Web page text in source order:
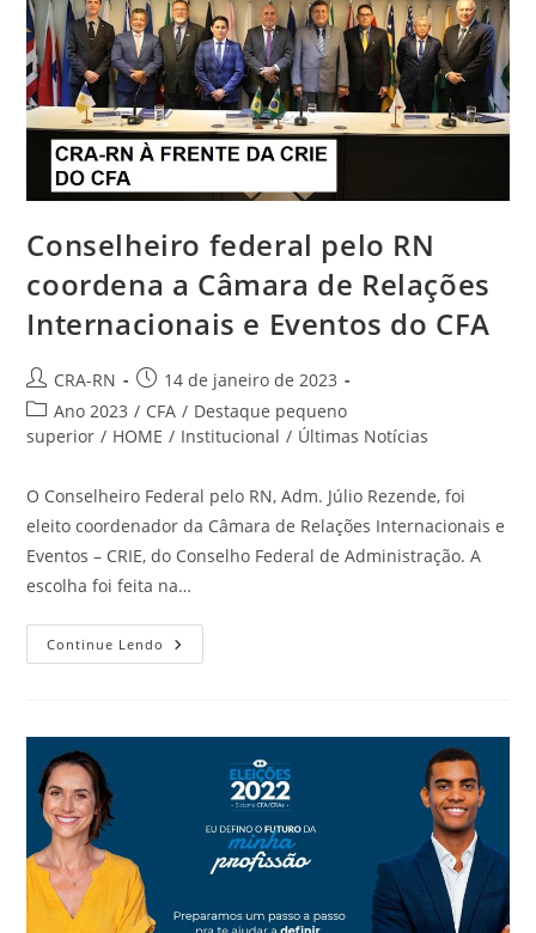
Conselheiro federal pelo RN
coordena a Câmara de Relações
Internacionais e Eventos do CFA
Autor
do
post:
CRA-RN
Post
publicado:
14 de janeiro de 2023
Categoria
do
Ano 2023 / CFA / Destaque pequeno
superior / HOME / Institucional / Últimas Notícias
O Conselheiro Federal pelo RN, Adm. Júlio Rezende, foi
eleito coordenador da Câmara de Relações Internacionais e
Eventos – CRIE, do Conselho Federal de Administração. A
escolha foi feita na…
Continue Lendo Conselheiro
Federal
Câmara
Relações
Internacionais
Eventos